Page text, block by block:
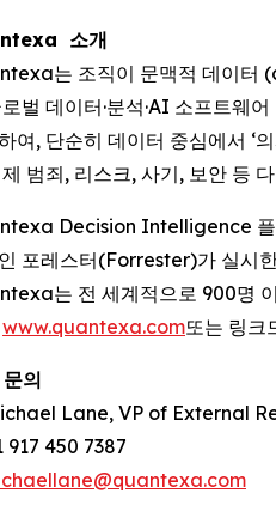
소개
는 조직이 문맥적 데이터
벌 데이터·분석·AI 소프트
여, 단순히 데이터 중심에서 ‘
범죄, 리스크, 사기, 보안 등
Decision Intelligence 플
포레스터(Forrester)가 실시
는 전 세계적으로 900명
www.quantexa.com또는 링크
의
Lane, VP of External
917 450 7387